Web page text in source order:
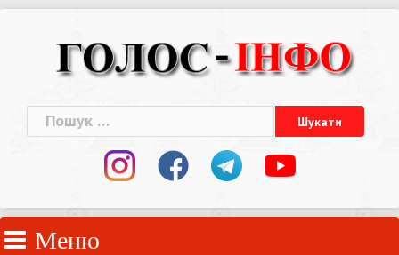
Пошук:
Меню